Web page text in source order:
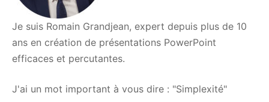
Je suis Romain Grandjean, expert depuis plus de 10
ans en création de présentations PowerPoint
efficaces et percutantes.
J'ai un mot important à vous dire : "Simplexité"